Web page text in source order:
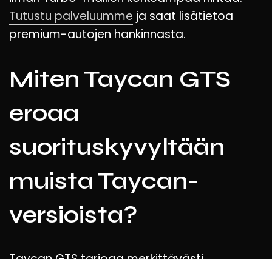
Tutustu palveluumme ja saat lisätietoa
premium-autojen hankinnasta.
Miten Taycan GTS
eroaa
suorituskyvyltään
muista Taycan-
versioista?